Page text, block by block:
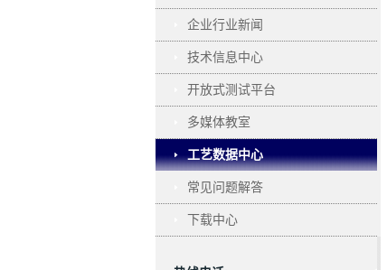
企业行业新闻
技术信息中心
开放式测试平台
多媒体教室
工艺数据中心
常见问题解答
下载中心